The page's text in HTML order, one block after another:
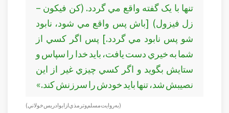
تنها با يک گفته واقع مي گردد. (کن فيکون –
زل فيزول) [باش پس واقع مي شود، نابود
شو پس نابود مي گردد.] پس اگر کسي از
شما به خيري دست يافت، بايد خدا را سپاس و
ستايش بگويد و اگر کسي چيزي غير از اين
نصيبش شد، تنها بايد خودش را سرزنش کند.»
(به روايت مسلم و ترمذي از ابو ادريس خولاني)